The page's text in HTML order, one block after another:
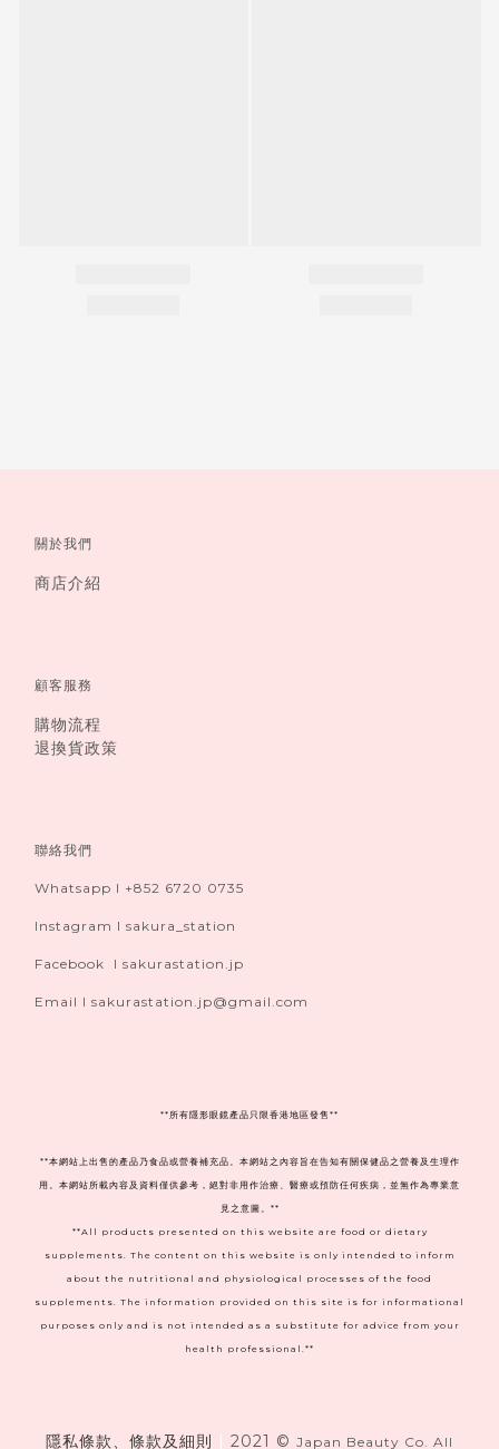
關於我們
商店介紹
顧客服務
購物流程
退換貨政策
聯絡我們
Whatsapp I +852 6720 0735
Instagram I sakura_station
Facebook I sakurastation.jp
Email I sakurastation.jp@gmail.com
** 所有隱形眼鏡產品只限香港地區發售**
**本網站上出售的產品乃食品或營養補充品。本網站之內容旨在告知有關保健品之營養及生理作
用。本網站所載內容及資料僅供參考，絕對非用作治療、醫療或預防任何疾病，並無作為專業意
見之意圖。**
**All products presented on this website are food or dietary
supplements. The content on this website is only intended to inform
about the nutritional and physiological processes of the food
supplements. The information provided on this site is for informational
purposes only and is not intended as a substitute for advice from your
health professional.**
隱私條款、條款及細則 2021 © Japan Beauty Co. All